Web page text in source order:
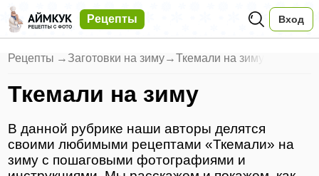
Рецепты Вход
Рецепты → Заготовки на зиму→Ткемали на зиму
Ткемали на зиму
В данной рубрике наши авторы делятся
своими любимыми рецептами «Ткемали» на
зиму с пошаговыми фотографиями и